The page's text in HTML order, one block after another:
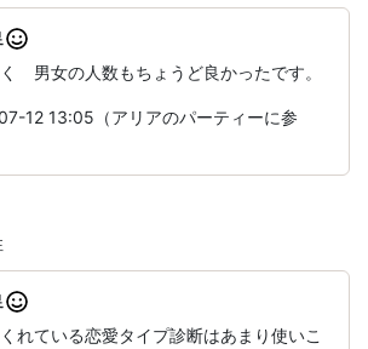
男女の人数もちょうど良かったです。
12 13:05（アリアのパーティーに参
れている恋愛タイプ診断はあまり使いこ